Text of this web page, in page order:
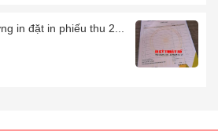
in đặt in phiếu thu 2...